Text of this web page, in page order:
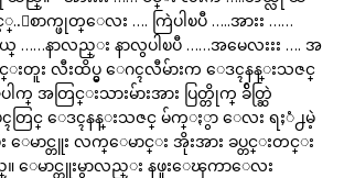
ေစာက္ဖုတ္ေလး …. ကြဲပါၿပီ …..အားး ……
နာလည္း နာလွပါၿပီ ……အမေလးးး …. အ
တူး လီးထိပ္မွ ေဂၚလီမ်ားက ေဒၚနန္းသဇင္
အတြင္းသားမ်ားအား ပြတ္တိုက္ ခ်ိတ္ဆြဲ
ြင္ ေဒၚနန္းသဇင္ မ်က္ႏွာ ေလး ရႈံ႕မဲ့
ေမာင္တူး လက္ေမာင္း အိုးအား ခပ္တင္းတင္း
။ ေမာင္တူးမွာလည္း နဖူးေၾကာေလး